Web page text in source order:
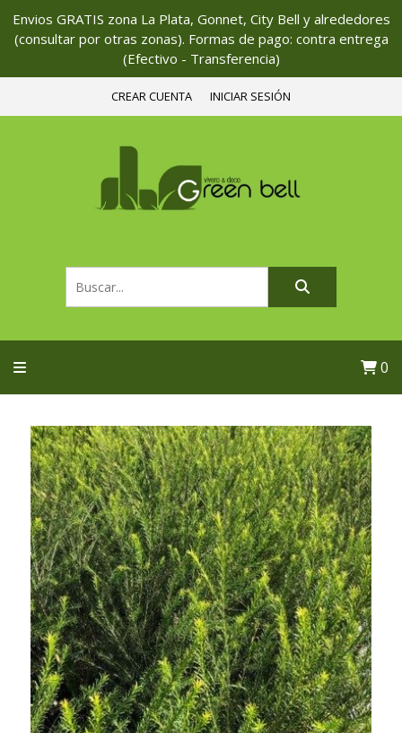
Envios GRATIS zona La Plata, Gonnet, City Bell y alrededores
(consultar por otras zonas). Formas de pago: contra entrega
(Efectivo - Transferencia)
CREAR CUENTA INICIAR SESIÓN
0